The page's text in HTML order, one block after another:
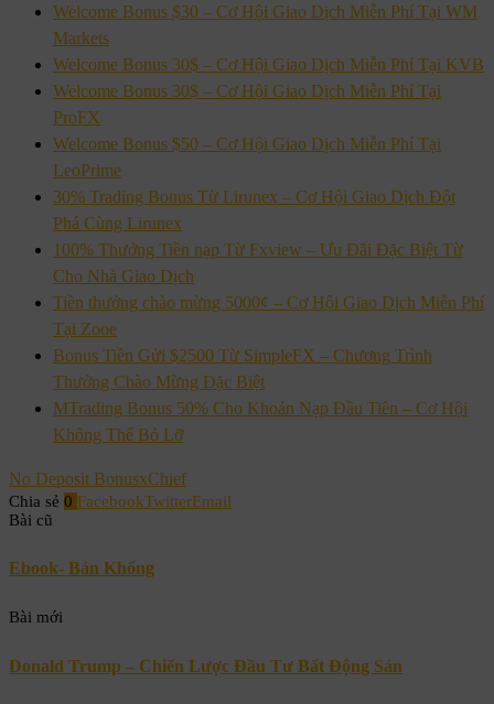
Welcome Bonus $30 – Cơ Hội Giao Dịch Miễn Phí Tại WM
Markets
Welcome Bonus 30$ – Cơ Hội Giao Dịch Miễn Phí Tại KVB
Welcome Bonus 30$ – Cơ Hội Giao Dịch Miễn Phí Tại
ProFX
Welcome Bonus $50 – Cơ Hội Giao Dịch Miễn Phí Tại
LeoPrime
30% Trading Bonus Từ Lirunex – Cơ Hội Giao Dịch Đột
Phá Cùng Lirunex
100% Thưởng Tiền nạp Từ Fxview – Ưu Đãi Đặc Biệt Từ
Cho Nhà Giao Dịch
Tiền thưởng chào mừng 5000¢ – Cơ Hội Giao Dịch Miễn Phí
Tại Zooe
Bonus Tiền Gửi $2500 Từ SimpleFX – Chương Trình
Thưởng Chào Mừng Đặc Biệt
MTrading Bonus 50% Cho Khoản Nạp Đầu Tiên – Cơ Hội
Không Thể Bỏ Lỡ
No Deposit BonusxChief
Chia sẻ 0 FacebookTwitterEmail
Bài cũ
Ebook- Bán Khống
Bài mới
Donald Trump – Chiến Lược Đầu Tư Bất Động Sản